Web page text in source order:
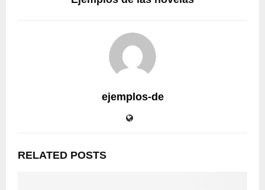
ejemplos-de
RELATED POSTS